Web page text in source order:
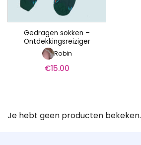
Gedragen sokken –
Ontdekkingsreiziger
Robin
€15.00
Je hebt geen producten bekeken.